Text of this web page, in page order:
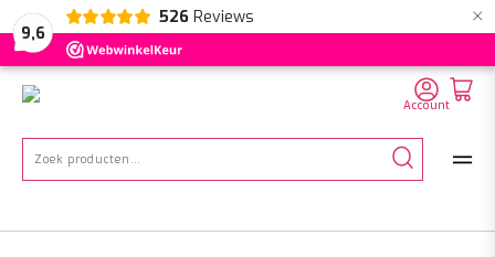
9,6
526 Reviews ×
NL EN DE
Zoeken
Account